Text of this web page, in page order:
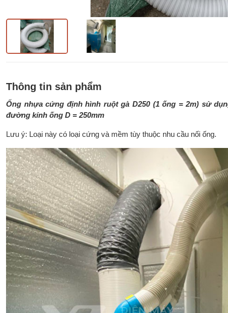
Thông tin sản phẩm
Ống nhựa cứng định hình ruột gà D250(1 ống = 2m) sử
đường kính ống D = 250mm
Lưu ý: Loại này có loại cứng và mềm tùy thuộc nhu cầu nối ống.